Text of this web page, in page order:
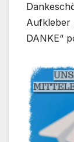
Aufkleber
DANKE“